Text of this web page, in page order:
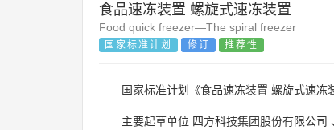
食品速冻装置 螺旋式速冻装置
Food quick freezer—The spiral freezer
国家标准计划 修订 推荐性
国家标准计划《食品速冻装置 螺旋式速冻
主要起草单位 四方科技集团股份有限公司